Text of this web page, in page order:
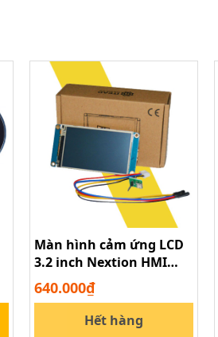
Màn hình cảm ứng LCD
3.2 inch Nextion HMI
UART
640.000₫
Hết hàng